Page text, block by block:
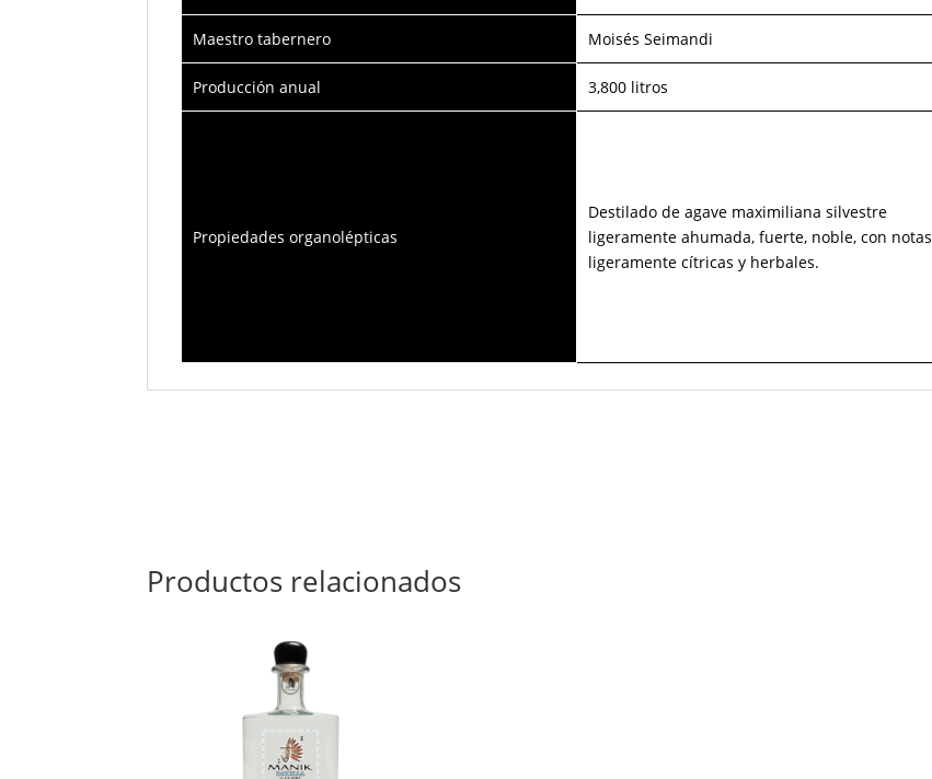
Maestro tabernero Moisés Seimandi
Producción anual 3,800 litros
Propiedades organolépticas
Destilado de agave maximiliana silvestre
ligeramente ahumada, fuerte, noble, con notas
ligeramente cítricas y herbales.
Productos relacionados